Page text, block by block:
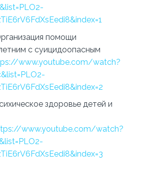
помощи
с суицидоопасным
www.youtube.com/watch?
здоровье детей и
www.youtube.com/watch?